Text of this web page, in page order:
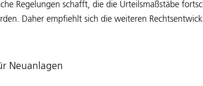
Regelungen schafft, die die Urteilsmaßstäbe
Daher empfiehlt sich die weiteren
Neuanlagen